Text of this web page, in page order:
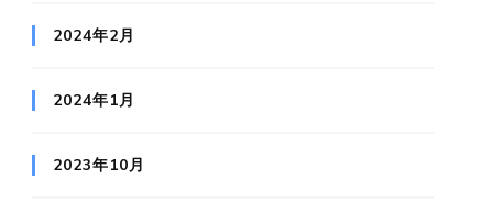
2024年2月
2024年1月
2023年10月